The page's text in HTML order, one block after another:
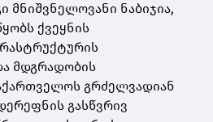
მნიშვნელოვანი ნაბიჯია,
ქვეყნის
მდგრადობის
გრძელვადიან
გასწვრივ